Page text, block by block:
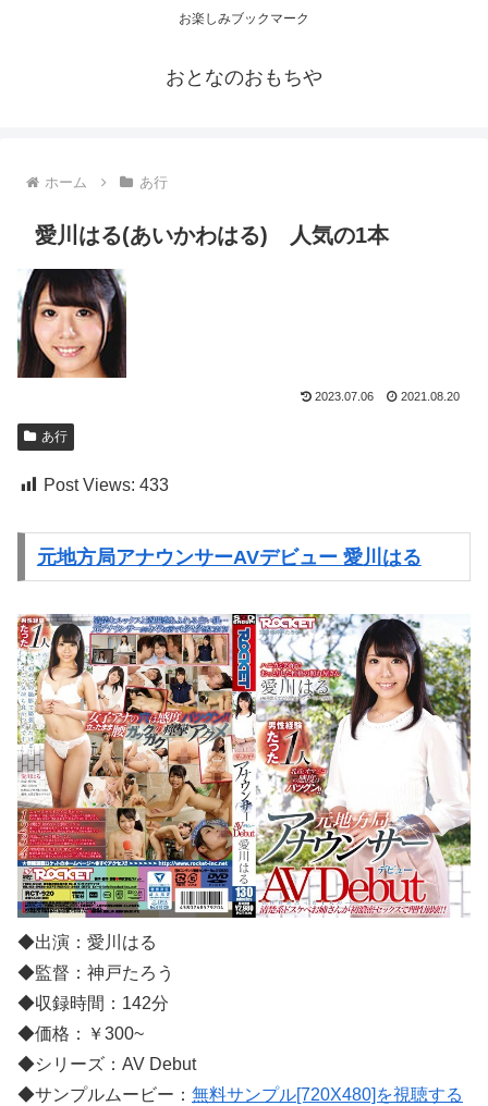
お楽しみブックマーク
おとなのおもちや
ホーム あ行
愛川はる(あいかわはる) 人気の1本
2023.07.06 2021.08.20
あ行
Post Views: 433
元地方局アナウンサーAVデビュー 愛川はる
◆出演：愛川はる
◆監督：神戸たろう
◆収録時間：142分
◆価格：￥300~
◆シリーズ：AV Debut
◆サンプルムービー： 無料サンプル[720X480]を視聴する